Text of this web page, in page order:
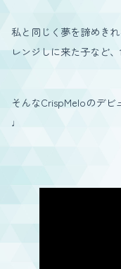
私と同じく夢を諦めき
レンジしに来た子など
そんなCrispMeloのデビ
♩